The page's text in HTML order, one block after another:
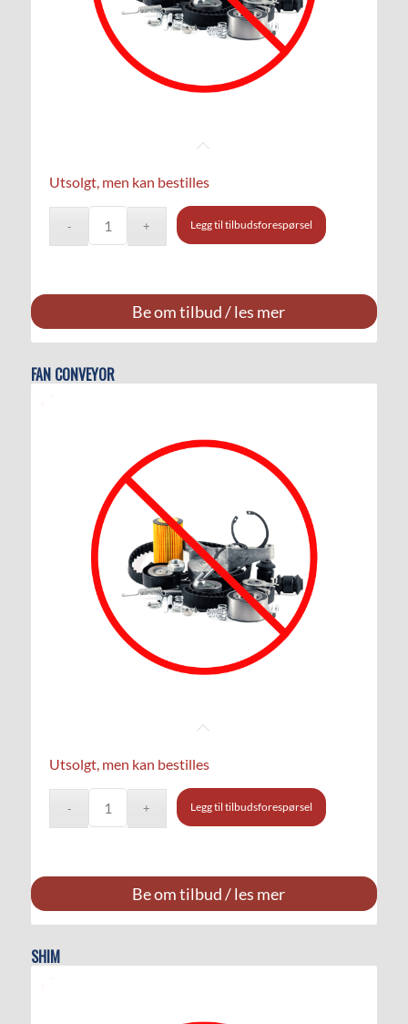
Utsolgt, men kan bestilles
Legg til tilbudsforespørsel
Be om tilbud / les mer
FAN CONVEYOR
Utsolgt, men kan bestilles
Legg til tilbudsforespørsel
Be om tilbud / les mer
SHIM